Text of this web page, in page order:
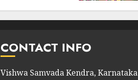
CONTACT INFO
Vishwa Samvada Kendra, Karnataka